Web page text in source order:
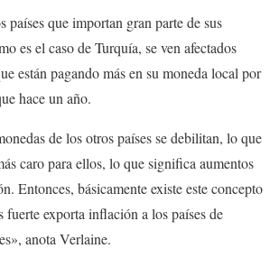
países que importan gran parte de sus
es el caso de Turquía, se ven afectados
están pagando más en su moneda local por
hace un año.
de los otros países se debilitan, lo que
caro para ellos, lo que significa aumentos
Entonces, básicamente existe este concepto
fuerte exporta inflación a los países de
anota Verlaine.